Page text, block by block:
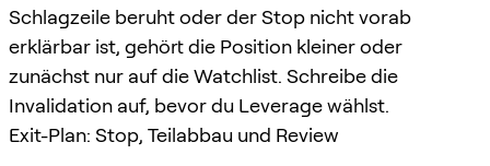
Schlagzeile beruht oder der Stop nicht vorab
erklärbar ist, gehört die Position kleiner oder
zunächst nur auf die Watchlist. Schreibe die
Invalidation auf, bevor du Leverage wählst.
Exit-Plan: Stop, Teilabbau und Review